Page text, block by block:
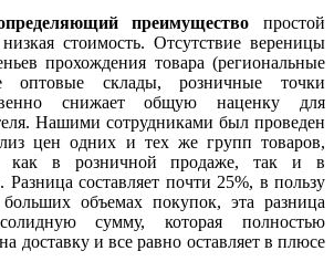
преимущество простой
стоимость. Отсутствие вереницы
прохождения товара (региональные
оптовые склады, розничные точки
снижает общую наценку для
Нашими сотрудниками был проведен
цен одних и тех же групп товаров,
как в розничной продаже, так и в
Разница составляет почти 25%, в пользу
объемах покупок, эта разница
сумму, которая полностью
доставку и все равно оставляет в плюсе